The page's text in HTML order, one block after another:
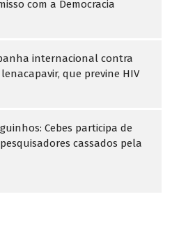
com a Democracia
internacional contra
que previne HIV
Cebes participa de
cassados pela